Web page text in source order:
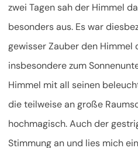
zwei Tagen sah der Himmel
besonders aus. Es war
gewisser Zauber den
insbesondere zum
Himmel mit all seinen
die teilweise an große
hochmagisch. Auch der
Stimmung an und lies mich